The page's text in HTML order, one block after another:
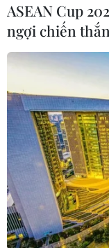
Không những
ủng hộ ông Rishi
cuộc thăm dò mới
cam kết sẽ giúp
ASEAN Cup
ngợi chiến